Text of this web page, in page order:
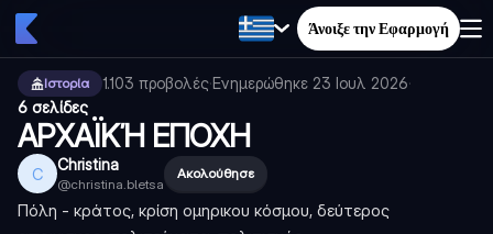
Άνοιξε την Εφαρμογή
Ιστορία 1.103 προβολές·Ενημερώθηκε 23 Ιουλ 2026·
6 σελίδες
ΑΡΧΑΪΚΉ ΕΠΟΧΗ
C Christina
@christina.bletsa
Ακολούθησε
Πόλη - κράτος, κρίση ομηρικου κόσμου, δεύτερος